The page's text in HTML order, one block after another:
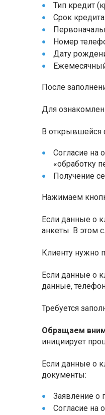
Тип кредит
Срок кредита.
Номер
Дату
После
Для
В открывшейся
Согласие на
«обработку
Получение
Нажимаем
Если данные о
анкеты. В этом
Клиенту нужно
Если данные о
данные,
Требуется
Обращаем
инициирует
Если данные о
документы:
Заявление о
Согласие на